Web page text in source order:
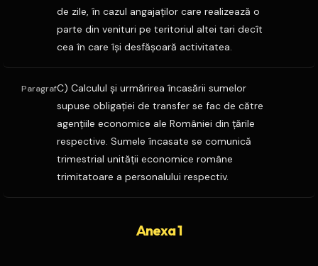
de zile, în cazul angajaţilor care realizează o
parte din venituri pe teritoriul altei tari decît
cea în care îşi desfăşoară activitatea.
ParagrafC) Calculul şi urmărirea încasării sumelor
supuse obligaţiei de transfer se fac de către
agenţiile economice ale României din ţările
respective. Sumele încasate se comunică
trimestrial unităţii economice române
trimitatoare a personalului respectiv.
Anexa 1